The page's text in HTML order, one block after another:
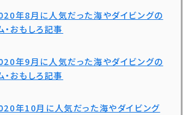
年8月に人気だった海やダイビングの
・おもしろ記事
年9月に人気だった海やダイビングの
・おもしろ記事
年10月に人気だった海やダイビング